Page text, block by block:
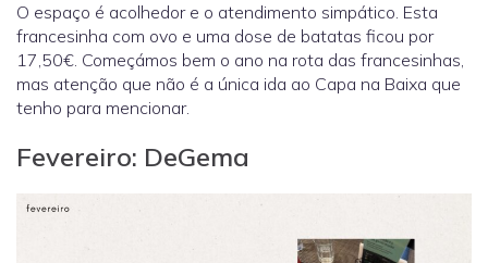
O espaço é acolhedor e o atendimento simpático. Esta
francesinha com ovo e uma dose de batatas ficou por
17,50€. Começámos bem o ano na rota das francesinhas,
mas atenção que não é a única ida ao Capa na Baixa que
tenho para mencionar.
Fevereiro: DeGema